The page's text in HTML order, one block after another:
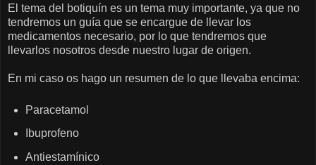
El tema del botiquín es un tema muy importante, ya que no
tendremos un guía que se encargue de llevar los
medicamentos necesario, por lo que tendremos que
llevarlos nosotros desde nuestro lugar de origen.
En mi caso os hago un resumen de lo que llevaba encima:
Paracetamol
Ibuprofeno
Antiestamínico